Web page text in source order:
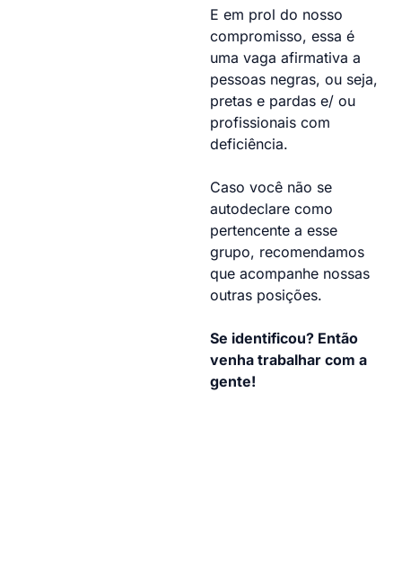
E em prol do nosso
compromisso, essa é
uma vaga afirmativa a
pessoas negras, ou seja,
pretas e pardas e/ ou
profissionais com
deficiência.
Caso você não se
autodeclare como
pertencente a esse
grupo, recomendamos
que acompanhe nossas
outras posições.
Se identificou? Então
venha trabalhar com a
gente!